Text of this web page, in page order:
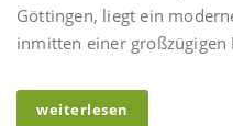
Göttingen, liegt ein
inmitten einer großzügigen
weiterlesen